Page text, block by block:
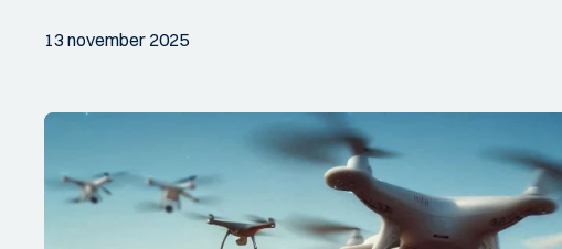
13 november 2025